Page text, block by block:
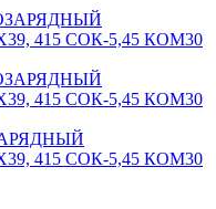
415 СОК-5,45 КОМ30